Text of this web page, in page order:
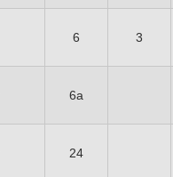
6 3
6а
24